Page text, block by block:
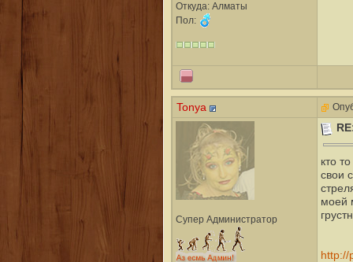
Откуда: Алматы
Пол:
Tonya
Супер Администратор
кто
свои
моей
http://